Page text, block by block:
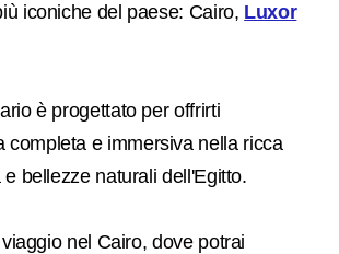
iconiche del paese: Cairo, Luxor
è progettato per offrirti
completa e immersiva nella ricca
bellezze naturali dell'Egitto.
nel Cairo, dove potrai